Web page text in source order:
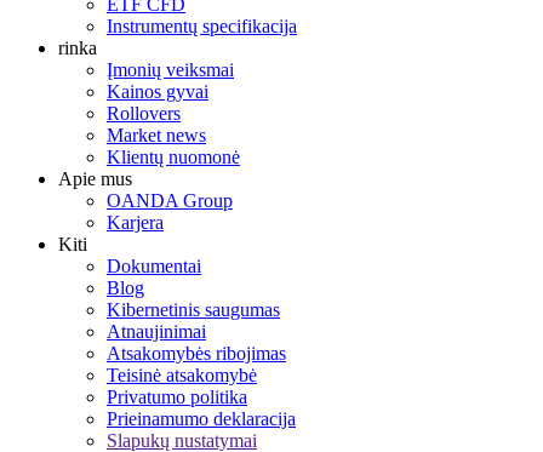
Instrumentų specifikacija
rinka
Įmonių veiksmai
Kainos gyvai
Rollovers
Market news
Klientų nuomonė
Apie mus
OANDA Group
Karjera
Kiti
Dokumentai
Blog
Kibernetinis saugumas
Atnaujinimai
Atsakomybės ribojimas
Teisinė atsakomybė
Privatumo politika
Prieinamumo deklaracija
Slapukų nustatymai